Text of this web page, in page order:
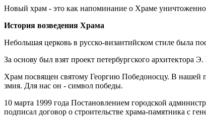
Новый храм - это как напоминание о Храме
История возведения Храма
Небольшая церковь в русско-византийском стиле была
За основу был взят проект петербургского
Храм посвящен святому Георгию Победоносцу. В нашей
змия. Для нас он - символ победы.
10 марта 1999 года Постановлением городской
подписал договор о строительстве храма-памятника с